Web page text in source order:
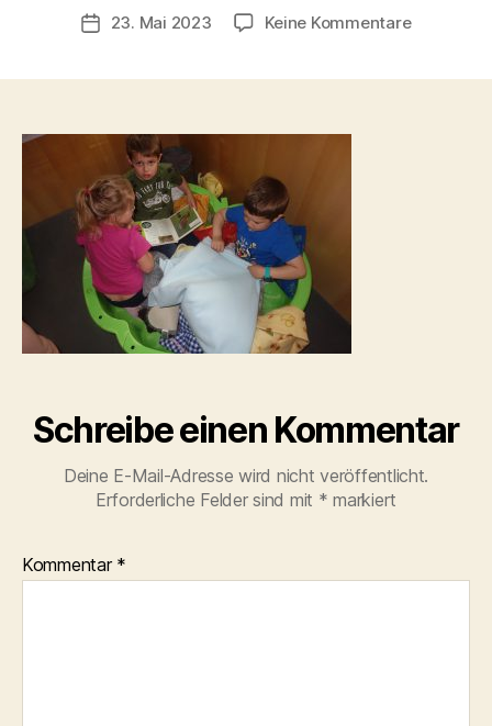
Beitragsautor
ri
t
Veröffentlichungsdatum
23. Mai 2023 Keine Kommentarezu
Schreibe einen Kommentar
Deine E-Mail-Adresse wird nicht veröffentlicht.
Erforderliche Felder sind mit * markiert
Kommentar *